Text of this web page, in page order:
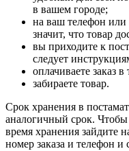
в вашем городе;
на ваш телефон или
значит, что товар
вы приходите к
следует
оплачиваете заказ
забираете товар.
Срок хранения в
аналогичный срок.
время хранения зайдите
номер заказа и телефон и